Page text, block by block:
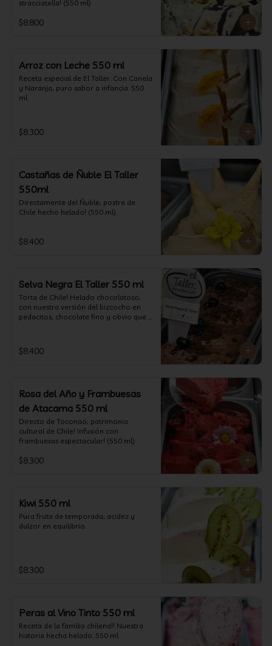
stracciatella! (550 ml)
$8.800
Arroz con Leche 550 ml
Receta especial de El Taller. Con Canela
y Naranja, puro sabor a infancia. 550
ml
$8.300
Castañas de Ñuble El Taller
550ml
Directamente del Ñuble, postre de
Chile hecho helado! (550 ml)
$8.400
Selva Negra El Taller 550 ml
Torta de Chile! Helado chocolatoso,
con nuestra versión del bizcocho en
pedacitos, chocolate fino y obvio que
$8.400
Rosa del Año y Frambuesas
de Atacama 550 ml
Directo de Toconao, patrimonio
cultural de Chile! Infusión con
frambuesas espectacular! (550 ml)
$8.300
Kiwi 550 ml
Pura fruta de temporada, acidez y
dulzor en equilibrio.
$8.300
Peras al Vino Tinto 550 ml
Receta de la familia chilena!! Nuestra
historia hecha helado. 550 ml